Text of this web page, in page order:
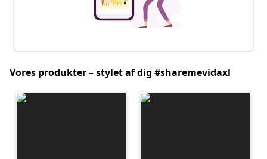
Vores produkter – stylet af dig #sharemevidaxl